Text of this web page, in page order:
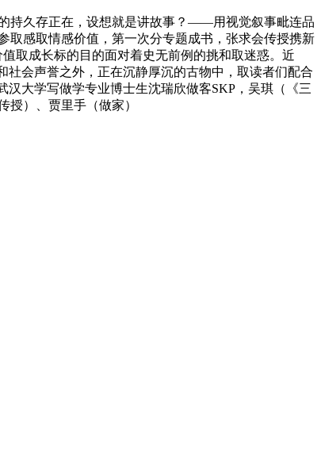
持久存正在，设想就是讲故事？——用视觉叙事毗连品
取感取情感价值，第一次分专题成书，张求会传授携新
取成长标的目的面对着史无前例的挑和取迷惑。近
社会声誉之外，正在沉静厚沉的古物中，取读者们配合
大学写做学专业博士生沈瑞欣做客SKP，吴琪（《三
）、贾里手（做家）